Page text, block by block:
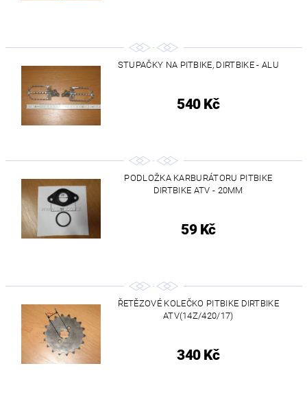
STUPAČKY NA PITBIKE, DIRTBIKE - ALU
540 Kč
PODLOŽKA KARBURÁTORU PITBIKE
DIRTBIKE ATV - 20MM
59 Kč
ŘETĚZOVÉ KOLEČKO PITBIKE DIRTBIKE
ATV(14Z/420/17)
340 Kč